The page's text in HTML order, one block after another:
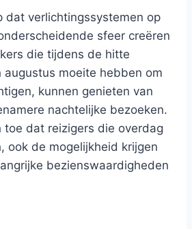
dat verlichtingssystemen op
sfeer creëren
die tijdens de hitte
augustus moeite hebben om
kunnen genieten van
nachtelijke bezoeken.
toe dat reizigers die overdag
ook de mogelijkheid krijgen
bezienswaardigheden